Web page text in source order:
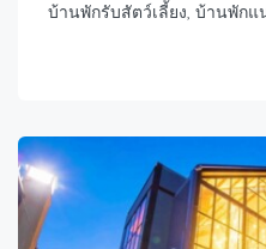
บ้านพักรับสัตว์เลี้ยง, บ้านพัก